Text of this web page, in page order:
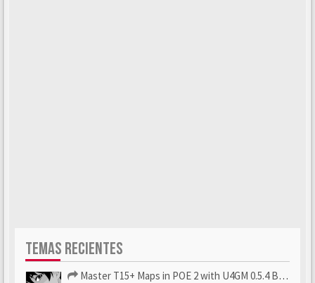
TEMAS RECIENTES
Master T15+ Maps in POE 2 with U4GM 0.5.4 Builds